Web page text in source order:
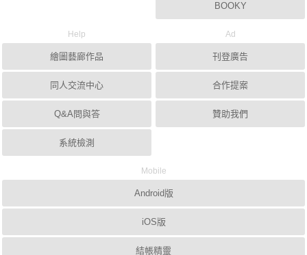
BOOKY
Help
繪圖藝廊作品
同人交流中心
Q&A問與答
系統檢測
Ad
刊登廣告
合作提案
贊助我們
Mobile
Android版
iOS版
結帳精靈